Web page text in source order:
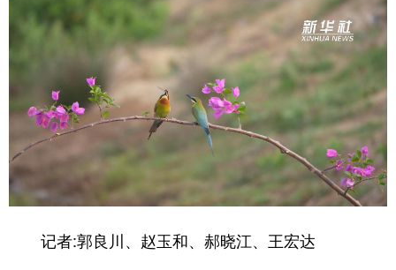
记者:郭良川、赵玉和、郝晓江、王宏达